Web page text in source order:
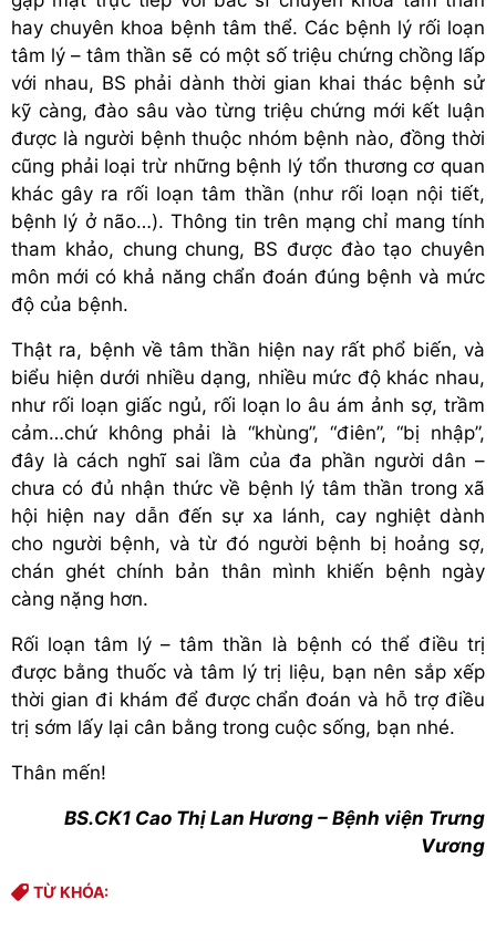
hay chuyên khoa bệnh tâm thể. Các bệnh lý rối loạn
tâm lý – tâm thần sẽ có một số triệu chứng chồng lấp
với nhau, BS phải dành thời gian khai thác bệnh sử
kỹ càng, đào sâu vào từng triệu chứng mới kết luận
được là người bệnh thuộc nhóm bệnh nào, đồng thời
cũng phải loại trừ những bệnh lý tổn thương cơ quan
khác gây ra rối loạn tâm thần (như rối loạn nội tiết,
bệnh lý ở não…). Thông tin trên mạng chỉ mang tính
tham khảo, chung chung, BS được đào tạo chuyên
môn mới có khả năng chẩn đoán đúng bệnh và mức
độ của bệnh.
Thật ra, bệnh về tâm thần hiện nay rất phổ biến, và
biểu hiện dưới nhiều dạng, nhiều mức độ khác nhau,
như rối loạn giấc ngủ, rối loạn lo âu ám ảnh sợ, trầm
cảm…chứ không phải là “khùng”, “điên”, “bị nhập”,
đây là cách nghĩ sai lầm của đa phần người dân –
chưa có đủ nhận thức về bệnh lý tâm thần trong xã
hội hiện nay dẫn đến sự xa lánh, cay nghiệt dành
cho người bệnh, và từ đó người bệnh bị hoảng sợ,
chán ghét chính bản thân mình khiến bệnh ngày
càng nặng hơn.
Rối loạn tâm lý – tâm thần là bệnh có thể điều trị
được bằng thuốc và tâm lý trị liệu, bạn nên sắp xếp
thời gian đi khám để được chẩn đoán và hỗ trợ điều
trị sớm lấy lại cân bằng trong cuộc sống, bạn nhé.
Thân mến!
BS.CK1 Cao Thị Lan Hương – Bệnh viện Trưng
Vương
TỪ KHÓA: